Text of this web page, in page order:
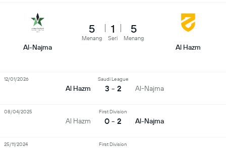
Al-Najma
5
Menang
1
Seri
5
Menang
Al Hazm
Al Hazm
Saudi League
3 - 2 Al-Najma
12/01/2026
Al Hazm
First Division
0 - 2 Al-Najma
08/04/2025
First Division
25/11/2024